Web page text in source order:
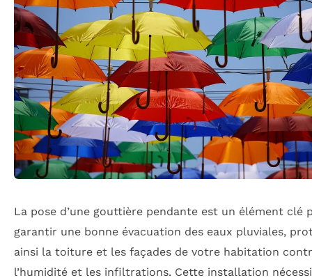
La pose d’une gouttière pendante est un élément clé
garantir une bonne évacuation des eaux pluviales,
ainsi la toiture et les façades de votre habitation
l’humidité et les infiltrations. Cette installation